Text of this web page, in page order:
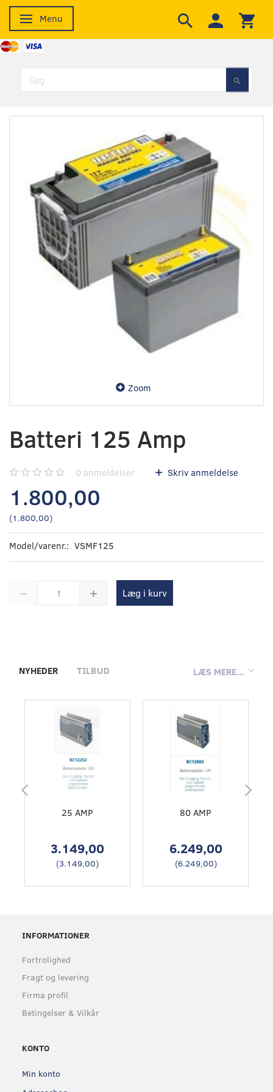
Skifte navigation
Menu
Zoom
Batteri 125 Amp
0 anmeldelser Skriv anmeldelse
1.800,00
(1.800,00)
Model/varenr.: VSMF125
Læg i kurv
LÆS MERE...
NYHEDER TILBUD
25 AMP
3.149,00
(3.149,00)
80 AMP
6.249,00
(6.249,00)
INFORMATIONER
Fortrolighed
Fragt og levering
Firma profil
Betingelser & Vilkår
KONTO
Min konto